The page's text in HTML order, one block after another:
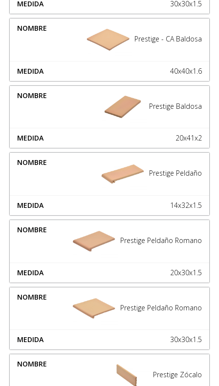
30x30x1.5
Prestige - CA Baldosa
40x40x1.6
Prestige Baldosa
20x41x2
Prestige Peldaño
14x32x1.5
Prestige Peldaño Romano
20x30x1.5
Prestige Peldaño Romano
30x30x1.5
Prestige Zócalo